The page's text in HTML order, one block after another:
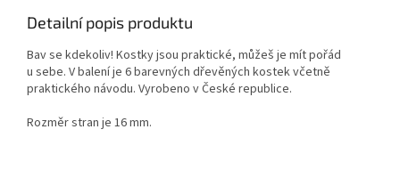
Detailní popis produktu
Bav se kdekoliv! Kostky jsou praktické, můžeš je mít pořád
u sebe. V balení je 6 barevných dřevěných kostek včetně
praktického návodu. Vyrobeno v České republice.
Rozměr stran je 16 mm.